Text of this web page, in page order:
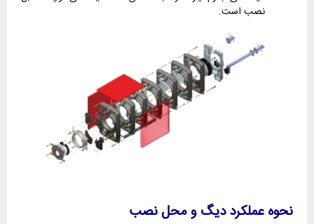
نصب است.
نحوه عملکرد دیگ و محل نصب